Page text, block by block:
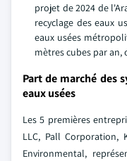
projet de 2024 de
recyclage des eaux
eaux usées
mètres cubes par an,
Part de marché des
eaux usées
Les 5 premières
LLC, Pall Corporation,
Environmental,